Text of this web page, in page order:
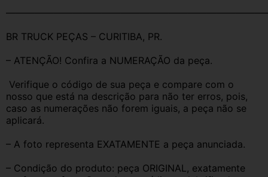
BR TRUCK PEÇAS – CURITIBA, PR.
– ATENÇÃO! Confira a NUMERAÇÃO da peça.
nosso que está na descrição para não ter erros, pois,
caso as numerações não forem iguais, a peça não se
aplicará.
– A foto representa EXATAMENTE a peça anunciada.
– Condição do produto: peça ORIGINAL, exatamente